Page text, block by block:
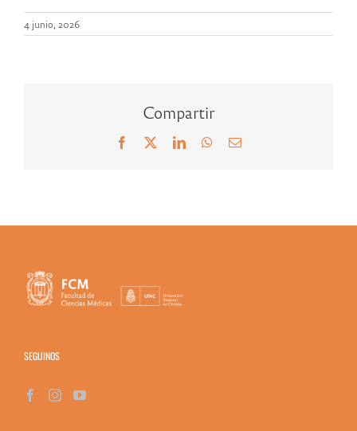
4 junio, 2026
Compartir
Facebook LinkedInWhatsApp
Correo
SEGUINOS